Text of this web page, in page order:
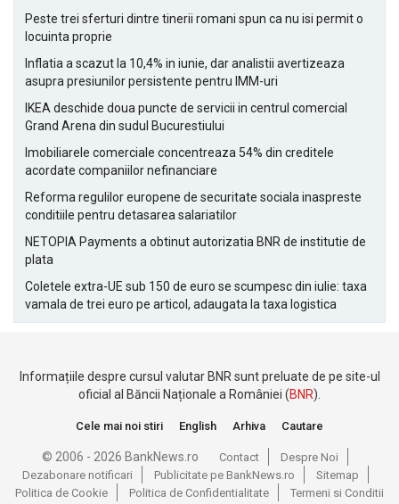
Peste trei sferturi dintre tinerii romani spun ca nu isi permit o
locuinta proprie
Inflatia a scazut la 10,4% in iunie, dar analistii avertizeaza
asupra presiunilor persistente pentru IMM-uri
IKEA deschide doua puncte de servicii in centrul comercial
Grand Arena din sudul Bucurestiului
Imobiliarele comerciale concentreaza 54% din creditele
acordate companiilor nefinanciare
Reforma regulilor europene de securitate sociala inaspreste
conditiile pentru detasarea salariatilor
NETOPIA Payments a obtinut autorizatia BNR de institutie de
plata
Coletele extra-UE sub 150 de euro se scumpesc din iulie: taxa
vamala de trei euro pe articol, adaugata la taxa logistica
Informațiile despre cursul valutar BNR sunt preluate de pe site-ul
oficial al Băncii Naționale a României (BNR).
Cele mai noi stiri English Arhiva Cautare
© 2006 - 2026 BankNews.ro Contact
Despre Noi
Dezabonare notificari
Publicitate pe BankNews.ro
Sitemap
Politica de Cookie
Politica de Confidentialitate Termeni si Conditii